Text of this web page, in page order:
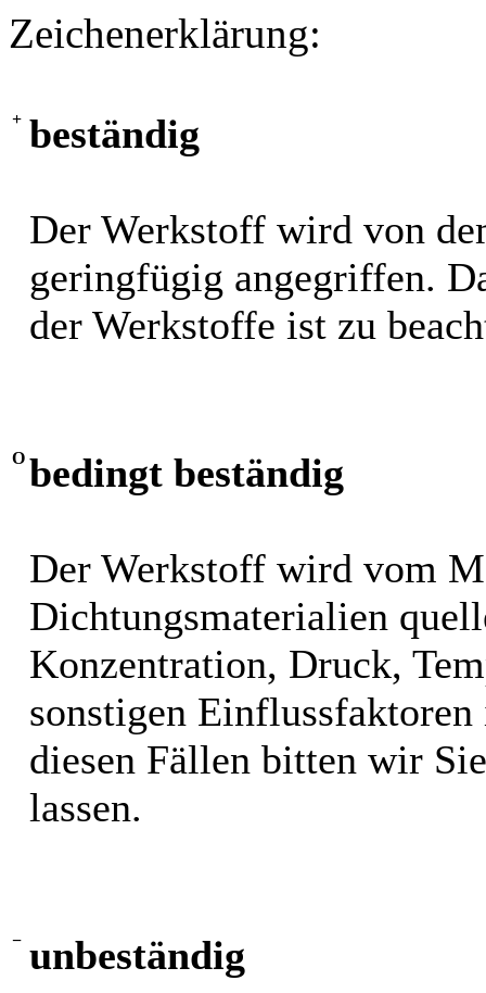
Zeichenerklärung:
+ beständig
Der Werkstoff wird von
geringfügig angegriffen.
der Werkstoffe ist zu
O bedingt beständig
Der Werkstoff wird vom
Dichtungsmaterialien
Konzentration, Druck,
sonstigen
diesen Fällen bitten wir
lassen.
− unbeständig